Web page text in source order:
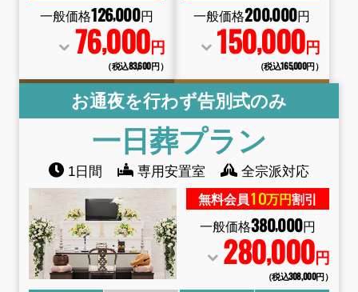
一般価格126,000円
76,000円
（税込83,600円）
一般価格200,000円
150,000円
（税込165,000円）
お通夜を行わず告別式のみ
一日葬プラン
1日間 専用安置室 全宗派対応
無料会員10万円割引
一般価格380,000円
280,000円
（税込308,000円）